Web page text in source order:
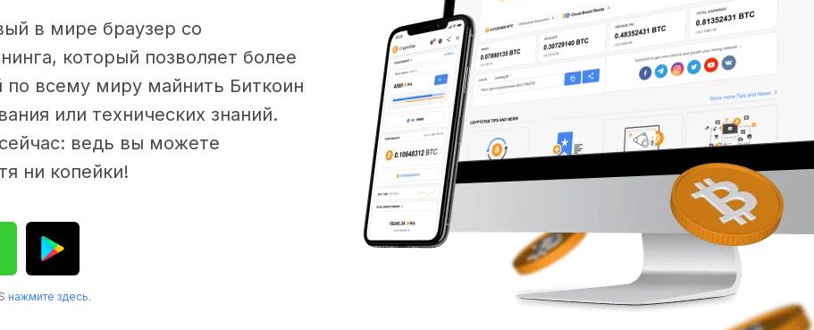
в мире браузер со
который позволяет более
всему миру майнить Биткоин
или технических знаний.
ведь вы можете
ни копейки!
нажмите здесь.